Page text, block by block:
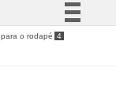
para o rodapé 4